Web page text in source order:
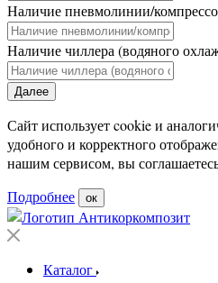
Наличие пневмолинии/
Наличие чиллера (водяного
Далее
Сайт использует cookie и
удобного и корректного
нашим сервисом, вы
Подробнее
ок
Каталог